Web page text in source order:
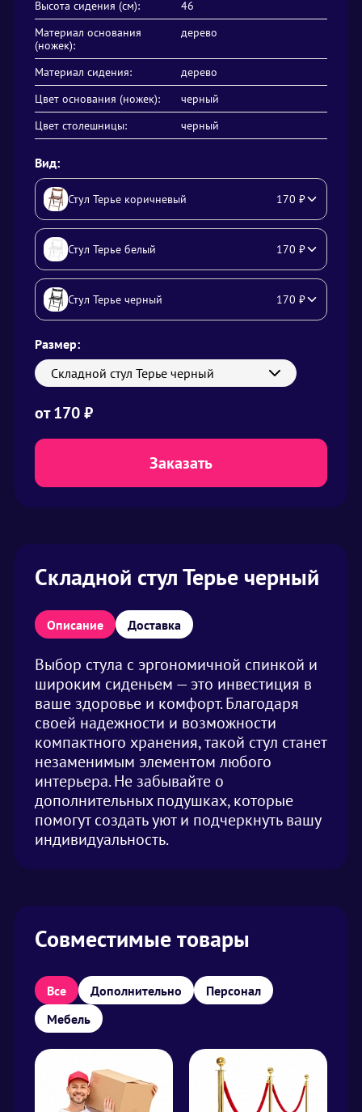
Высота сидения (см):
46
Материал основания
(ножек):
дерево
Материал сидения:
дерево
Цвет основания (ножек):
черный
Цвет столешницы:
черный
Вид:
Стул Терье коричневый 170 ₽
Стул Терье белый 170 ₽
Стул Терье черный 170 ₽
Размер:
Складной стул Терье черный
от170₽
Заказать
Складной стул Терье черный
Описание Доставка
Выбор стула с эргономичной спинкой и
широким сиденьем — это инвестиция в
ваше здоровье и комфорт. Благодаря
своей надежности и возможности
компактного хранения, такой стул станет
незаменимым элементом любого
интерьера. Не забывайте о
дополнительных подушках, которые
помогут создать уют и подчеркнуть вашу
индивидуальность.
Совместимые товары
Все Дополнительно
Персонал
Мебель